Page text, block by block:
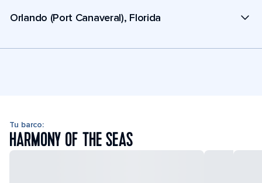
Orlando (Port Canaveral), Florida
Tu barco:
HARMONY OF THE SEAS